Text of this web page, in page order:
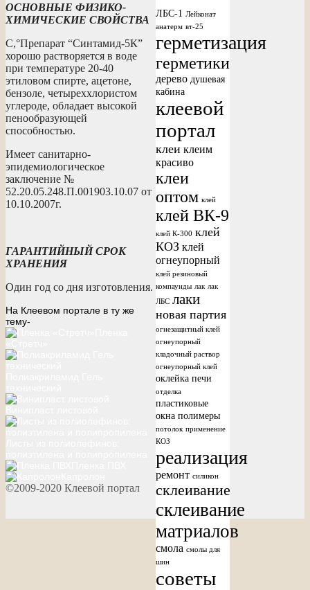
ЛБС-1
Лейконат
анатерм вт-25
герметизация
герметики
дерево душевая
кабина
клеевой
портал
клеи клеим
красиво
клеи
оптом клей
клей ВК-9
клей К-300 клей
КОЗ клей
огнеупорный
клей резиновый
компаунды лак лак
ЛБС лаки
новая партия
огнезащитный клей
огнеупорный
кладочный раствор
огнеупорный клей
оклейка печи
отделка
пластиковые
окна полимеры
потолок применение
КОЗ
реализация
ремонт силикон
склеивание
склеивание
матриалов
смола смолы для
шин
советы
ОСНОВНЫЕ ФИЗИКО-
ХИМИЧЕСКИЕ СВОЙСТВА
С,°Препарат “Синтамид-5К”
хорошо растворяется в воде
при температуре 20-40
этиловом спирте, ацетоне,
бензоле, четыреххлористом
углероде, обладает высокой
пенообразующей
способностью.
Имеет санитарно-
эпидемиологическое
заключение №
52.20.05.248.П.001903.10.07 от
10.10.2007г.
ГАРАНТИЙНЫЙ СРОК
ХРАНЕНИЯ
Один год со дня изготовления.
На Клеевом портале в ту же
тему-
©2009-2020 Клеевой портал